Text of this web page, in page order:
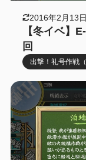
2016年2月13日
【冬イベ
回
出撃！礼号作戦